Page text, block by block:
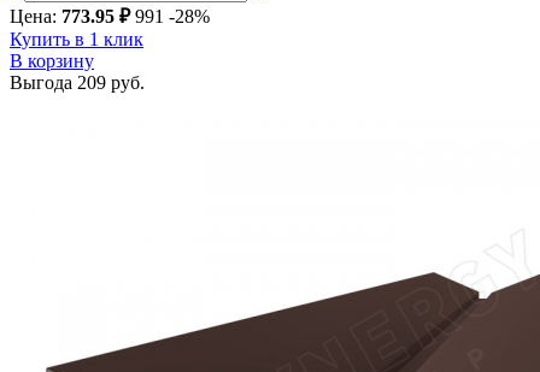
Цена: 773.95 ₽ 991 -28%
Купить в 1 клик
В корзину
Выгода 209 руб.